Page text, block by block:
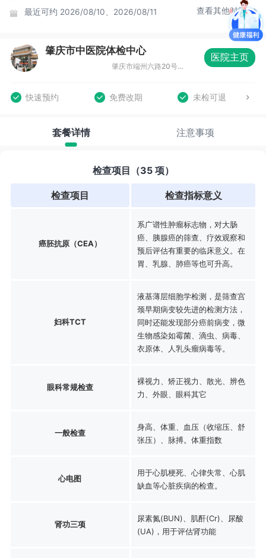
最近可约 2026/08/10、2026/08/11 查看其他时间
肇庆市中医院体检中心
肇庆市端州六路20号大门口旁（13号楼）4楼
医院主页
快速预约 免费改期 未检可退
套餐详情 注意事项
检查项目（35 项）
检查项目 检查指标意义
癌胚抗原（CEA）
系广谱性肿瘤标志物，对大肠
癌、胰腺癌的筛查、疗效观察和
预后评估有重要的临床意义。在
胃、乳腺、肺癌等也可升高。
妇科TCT
液基薄层细胞学检测，是筛查宫
颈早期病变较先进的检测方法，
同时还能发现部分癌前病变，微
生物感染如霉菌、滴虫、病毒、
衣原体、人乳头瘤病毒等。
眼科常规检查
裸视力、矫正视力、散光、辨色
力、外眼、眼科其它
一般检查
身高、体重、血压（收缩压、舒
张压）、脉搏。体重指数
心电图
用于心肌梗死、心律失常、心肌
缺血等心脏疾病的检查。
肾功三项
尿素氮(BUN)、肌酐(Cr)、尿酸
(UA)，用于评估肾功能